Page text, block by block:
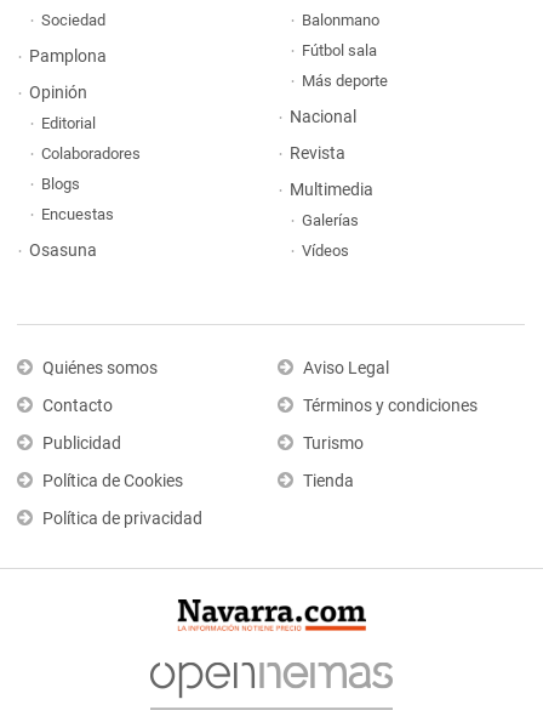
Sociedad
Pamplona
Opinión
Editorial
Colaboradores
Blogs
Encuestas
Osasuna
Balonmano
Fútbol sala
Más deporte
Nacional
Revista
Multimedia
Galerías
Vídeos
Quiénes somos
Contacto
Publicidad
Política de Cookies
Política de privacidad
Aviso Legal
Términos y condiciones
Turismo
Tienda